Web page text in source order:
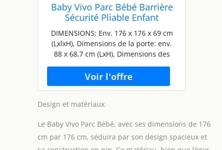
Baby Vivo Parc Bébé Barrière
Sécurité Pliable Enfant
Protection Porte en Bois -
réglable individuellement- 8
Éléments PREMIUM
DIMENSIONS: Env. 176 x 176 x 69 cm
(LxlxH), Dimensions de la porte: env.
88 x 68,7 cm (LxH), Dimensions des
éléments latéraux: env. 88 x 68,7 cm
(LxH), surface: environ 3,03 m²
SÉCURITÉ: Les emboîtements spéciaux
autour du parc, offrent une sécurité
les matériaux utilisés sont sans
danger pour les enfants, fabriqués et
testés selon la norme EN-12227
Design et matériaux
Le Baby Vivo Parc Bébé, avec ses dimensions de 176
cm par 176 cm, séduira par son design spacieux et